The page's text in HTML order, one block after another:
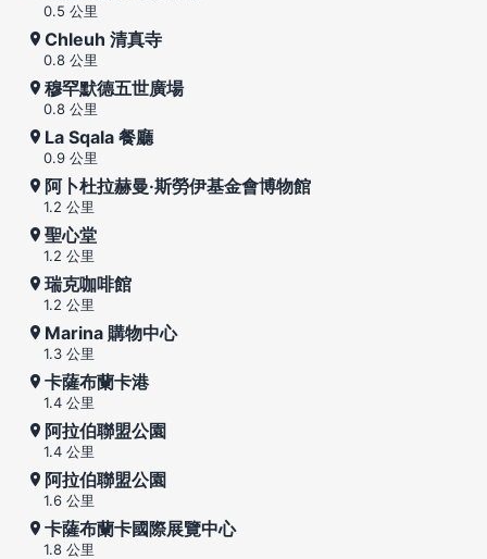
0.5 公里
Chleuh 清真寺
0.8 公里
穆罕默德五世廣場
0.8 公里
La Sqala 餐廳
0.9 公里
阿卜杜拉赫曼·斯勞伊基金會博物館
1.2 公里
聖心堂
1.2 公里
瑞克咖啡館
1.2 公里
Marina 購物中心
1.3 公里
卡薩布蘭卡港
1.4 公里
阿拉伯聯盟公園
1.4 公里
阿拉伯聯盟公園
1.6 公里
卡薩布蘭卡國際展覽中心
1.8 公里